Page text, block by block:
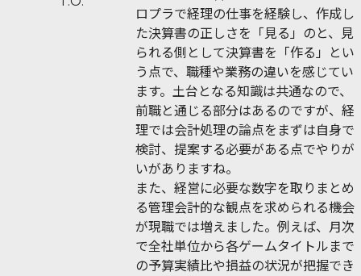
ロプラで経理の仕事を経験し、作成し
た決算書の正しさを「見る」のと、見
られる側として決算書を「作る」とい
う点で、職種や業務の違いを感じてい
ます。土台となる知識は共通なので、
前職と通じる部分はあるのですが、経
理では会計処理の論点をまずは自身で
検討、提案する必要がある点でやりが
いがありますね。
また、経営に必要な数字を取りまとめ
る管理会計的な観点を求められる機会
が現職では増えました。例えば、月次
で全社単位から各ゲームタイトルまで
の予算実績比や損益の状況が把握でき